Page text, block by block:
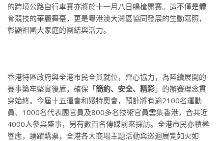
的跨境公路自行車賽亦將於十一月八日鳴槍開賽。這不僅是體
育競技的華麗舞臺，更是粵港澳大灣區協同發展的生動寫照，
彰顯祖國大家庭的團結與活力。
香港特區政府與全港市民全員就位，齊心協力，為陸續展開的
賽事築牢堅實後盾，確保「簡約、安全、精彩 」的辦賽理念貫
穿始終。今屆十五運會和殘特奧會，預計將有逾2100名運動
員、1000名代表團官員及800多名技術官員雲集香港，合共近
4000人參與盛事，另有數百名傳媒前來採訪。全港市民亦積極
響應，踴躍購票，全港各大商場主題活動與巡迴展覽如火如